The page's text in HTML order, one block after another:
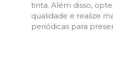
tinta. Além disso,
qualidade e realize
periódicas para